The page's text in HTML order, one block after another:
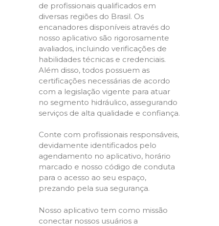
de profissionais qualificados em
diversas regiões do Brasil. Os
encanadores disponíveis através do
nosso aplicativo são rigorosamente
avaliados, incluindo verificações de
habilidades técnicas e credenciais.
Além disso, todos possuem as
certificações necessárias de acordo
com a legislação vigente para atuar
no segmento hidráulico, assegurando
serviços de alta qualidade e confiança.
Conte com profissionais responsáveis,
devidamente identificados pelo
agendamento no aplicativo, horário
marcado e nosso código de conduta
para o acesso ao seu espaço,
prezando pela sua segurança.
Nosso aplicativo tem como missão
conectar nossos usuários a